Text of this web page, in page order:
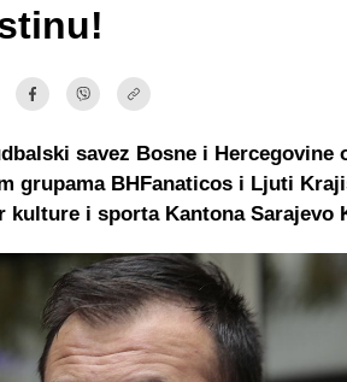
savez Bosne i Hercegovine
grupama BHFanaticos i Ljuti
i sporta Kantona Sarajevo